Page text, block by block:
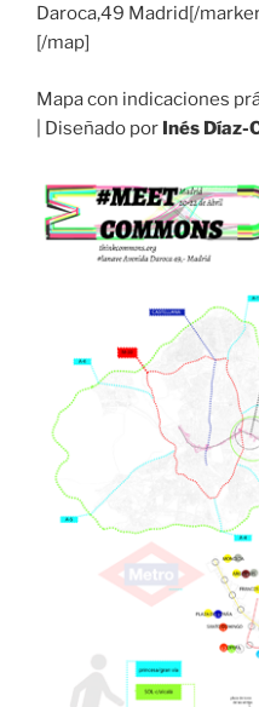
Daroca,49 Madrid[/
[/map]
Mapa con indicaciones
Diseñado por Inés Díaz-